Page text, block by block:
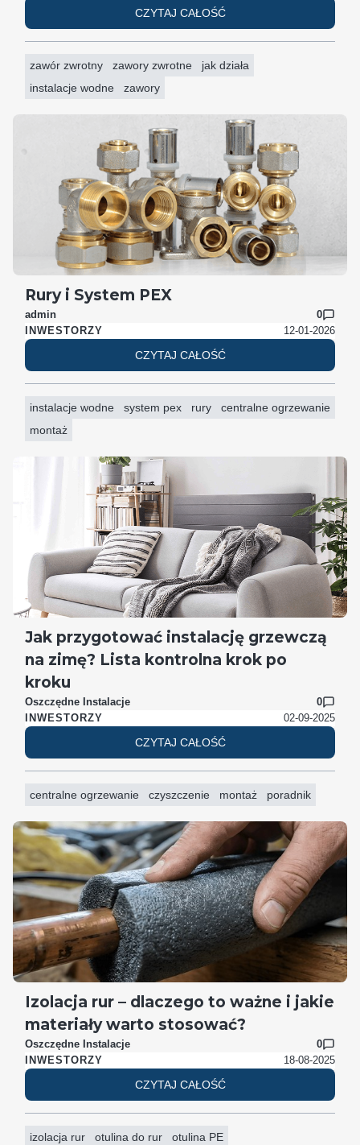
CZYTAJ CAŁOŚĆ
zawór zwrotny zawory zwrotne
jak działa
instalacje wodne
zawory
INWESTORZY 12-01-2026
Rury i System PEX
CZYTAJ CAŁOŚĆ
admin 0
instalacje wodne system pex rury
centralne ogrzewanie
montaż
INWESTORZY 02-09-2025
Jak przygotować instalację grzewczą
na zimę? Lista kontrolna krok po
kroku
CZYTAJ CAŁOŚĆ
Oszczędne Instalacje 0
centralne ogrzewanie czyszczenie montaż poradnik
INWESTORZY 18-08-2025
Izolacja rur – dlaczego to ważne i jakie
materiały warto stosować?
CZYTAJ CAŁOŚĆ
Oszczędne Instalacje 0
izolacja rur otulina do rur
otulina PE